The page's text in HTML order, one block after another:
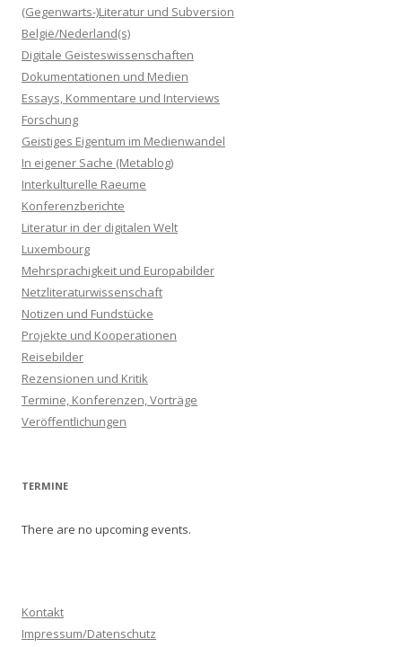
(Gegenwarts-)Literatur und Subversion
België/Nederland(s)
Digitale Geisteswissenschaften
Dokumentationen und Medien
Essays, Kommentare und Interviews
Forschung
Geistiges Eigentum im Medienwandel
In eigener Sache (Metablog)
Interkulturelle Raeume
Konferenzberichte
Literatur in der digitalen Welt
Luxembourg
Mehrsprachigkeit und Europabilder
Netzliteraturwissenschaft
Notizen und Fundstücke
Projekte und Kooperationen
Reisebilder
Rezensionen und Kritik
Termine, Konferenzen, Vorträge
Veröffentlichungen
TERMINE
There are no upcoming events.
Kontakt
Impressum/Datenschutz